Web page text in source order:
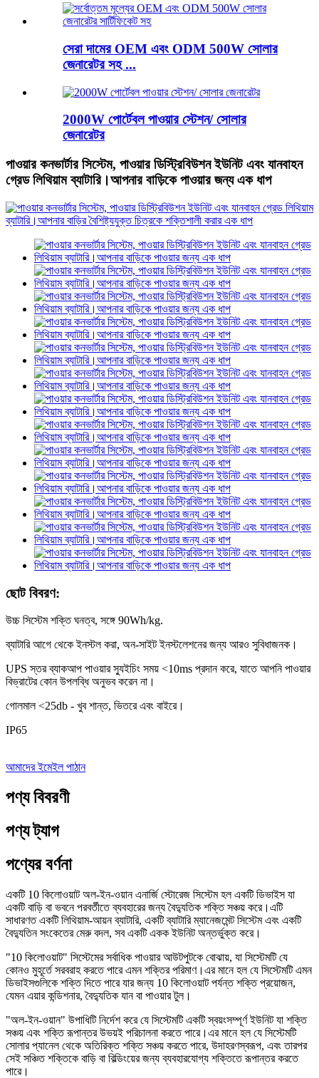
সেরা দামের OEM এবং ODM 500W সোলার
জেনারেটর সহ ...
2000W পোর্টেবল পাওয়ার স্টেশন/ সোলার
জেনারেটর
পাওয়ার কনভার্টার সিস্টেম, পাওয়ার ডিস্ট্রিবিউশন ইউনিট এবং যানবাহন
গ্রেড লিথিয়াম ব্যাটারি।আপনার বাড়িকে পাওয়ার জন্য এক ধাপ
ছোট বিবরণ:
উচ্চ সিস্টেম শক্তি ঘনত্ব, সঙ্গে 90Wh/kg.
ব্যাটারি আগে থেকে ইনস্টল করা, অন-সাইট ইনস্টলেশনের জন্য আরও সুবিধাজনক।
UPS স্তর ব্যাকআপ পাওয়ার স্যুইচিং সময় <10ms প্রদান করে, যাতে আপনি পাওয়ার
বিভ্রাটের কোন উপলব্ধি অনুভব করেন না।
গোলমাল <25db - খুব শান্ত, ভিতরে এবং বাইরে।
IP65
আমাদের ইমেইল পাঠান
পণ্য বিবরণী
পণ্য ট্যাগ
পণ্যের বর্ণনা
একটি 10 ​​কিলোওয়াট অল-ইন-ওয়ান এনার্জি স্টোরেজ সিস্টেম হল একটি ডিভাইস যা
একটি বাড়ি বা ভবনে পরবর্তীতে ব্যবহারের জন্য বৈদ্যুতিক শক্তি সঞ্চয় করে।এটি
সাধারণত একটি লিথিয়াম-আয়ন ব্যাটারি, একটি ব্যাটারি ম্যানেজমেন্ট সিস্টেম এবং একটি
বৈদ্যুতিন সংকেতের মেরু বদল, সব একটি একক ইউনিট অন্তর্ভুক্ত করে।
"10 কিলোওয়াট" সিস্টেমের সর্বাধিক পাওয়ার আউটপুটকে বোঝায়, যা সিস্টেমটি যে
কোনও মুহূর্তে সরবরাহ করতে পারে এমন শক্তির পরিমাণ।এর মানে হল যে সিস্টেমটি এমন
ডিভাইসগুলিকে শক্তি দিতে পারে যার জন্য 10 কিলোওয়াট পর্যন্ত শক্তি প্রয়োজন,
যেমন এয়ার কন্ডিশনার, বৈদ্যুতিক যান বা পাওয়ার টুল।
"অল-ইন-ওয়ান" উপাধিটি নির্দেশ করে যে সিস্টেমটি একটি স্বয়ংসম্পূর্ণ ইউনিট যা শক্তি
সঞ্চয় এবং শক্তি রূপান্তর উভয়ই পরিচালনা করতে পারে।এর মানে হল যে সিস্টেমটি
সোলার প্যানেল থেকে অতিরিক্ত শক্তি সঞ্চয় করতে পারে, উদাহরণস্বরূপ, এবং তারপর
সেই সঞ্চিত শক্তিকে বাড়ি বা বিল্ডিংয়ের জন্য ব্যবহারযোগ্য শক্তিতে রূপান্তর করতে
পারে।